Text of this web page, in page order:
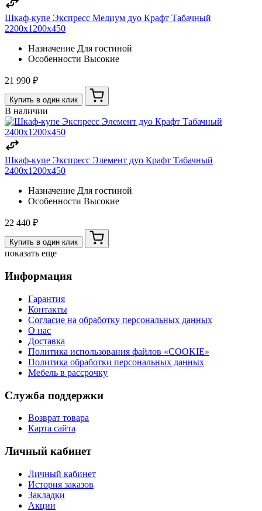
Шкаф-купе Экспресс Медиум дуо Крафт Табачный
2200х1200х450
Назначение Для гостиной
Особенности Высокие
21 990 ₽
Купить в один клик
В наличии
Шкаф-купе Экспресс Элемент дуо Крафт Табачный
2400х1200х450
Назначение Для гостиной
Особенности Высокие
22 440 ₽
Купить в один клик
показать еще
Информация
Гарантия
Контакты
Согласие на обработку персональных данных
О нас
Доставка
Политика использования файлов «COOKIE»
Политика обработки персональных данных
Мебель в рассрочку
Служба поддержки
Возврат товара
Карта сайта
Личный кабинет
Личный кабинет
История заказов
Закладки
Акции